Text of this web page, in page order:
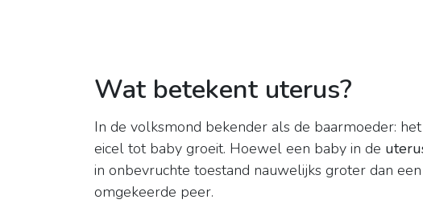
Wat betekent uterus?
In de volksmond bekender als de baarmoeder:
eicel tot baby groeit. Hoewel een baby in de
in onbevruchte toestand nauwelijks groter dan
omgekeerde peer.